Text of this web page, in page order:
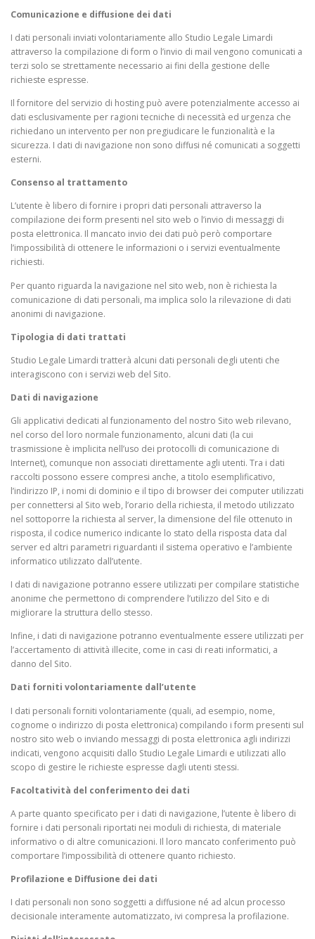
Comunicazione e diffusione dei dati
I dati personali inviati volontariamente allo Studio Legale Limardi
attraverso la compilazione di form o l’invio di mail vengono comunicati a
terzi solo se strettamente necessario ai fini della gestione delle
richieste espresse.
Il fornitore del servizio di hosting può avere potenzialmente accesso ai
dati esclusivamente per ragioni tecniche di necessità ed urgenza che
richiedano un intervento per non pregiudicare le funzionalità e la
sicurezza. I dati di navigazione non sono diffusi né comunicati a soggetti
esterni.
Consenso al trattamento
L’utente è libero di fornire i propri dati personali attraverso la
compilazione dei form presenti nel sito web o l’invio di messaggi di
posta elettronica. Il mancato invio dei dati può però comportare
l’impossibilità di ottenere le informazioni o i servizi eventualmente
richiesti.
Per quanto riguarda la navigazione nel sito web, non è richiesta la
comunicazione di dati personali, ma implica solo la rilevazione di dati
anonimi di navigazione.
Tipologia di dati trattati
Studio Legale Limardi tratterà alcuni dati personali degli utenti che
interagiscono con i servizi web del Sito.
Dati di navigazione
Gli applicativi dedicati al funzionamento del nostro Sito web rilevano,
nel corso del loro normale funzionamento, alcuni dati (la cui
trasmissione è implicita nell’uso dei protocolli di comunicazione di
Internet), comunque non associati direttamente agli utenti. Tra i dati
raccolti possono essere compresi anche, a titolo esemplificativo,
l’indirizzo IP, i nomi di dominio e il tipo di browser dei computer utilizzati
per connettersi al Sito web, l’orario della richiesta, il metodo utilizzato
nel sottoporre la richiesta al server, la dimensione del file ottenuto in
risposta, il codice numerico indicante lo stato della risposta data dal
server ed altri parametri riguardanti il sistema operativo e l’ambiente
informatico utilizzato dall’utente.
I dati di navigazione potranno essere utilizzati per compilare statistiche
anonime che permettono di comprendere l’utilizzo del Sito e di
migliorare la struttura dello stesso.
Infine, i dati di navigazione potranno eventualmente essere utilizzati per
l’accertamento di attività illecite, come in casi di reati informatici, a
danno del Sito.
Dati forniti volontariamente dall’utente
I dati personali forniti volontariamente (quali, ad esempio, nome,
cognome o indirizzo di posta elettronica) compilando i form presenti sul
nostro sito web o inviando messaggi di posta elettronica agli indirizzi
indicati, vengono acquisiti dallo Studio Legale Limardi e utilizzati allo
scopo di gestire le richieste espresse dagli utenti stessi.
Facoltatività del conferimento dei dati
A parte quanto specificato per i dati di navigazione, l’utente è libero di
fornire i dati personali riportati nei moduli di richiesta, di materiale
informativo o di altre comunicazioni. Il loro mancato conferimento può
comportare l’impossibilità di ottenere quanto richiesto.
Profilazione e Diffusione dei dati
I dati personali non sono soggetti a diffusione né ad alcun processo
decisionale interamente automatizzato, ivi compresa la profilazione.